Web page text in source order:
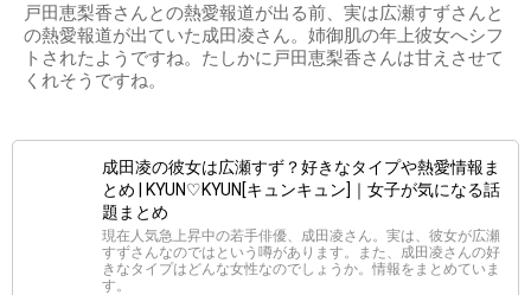
戸田恵梨香さんとの熱愛報道が出る前、実は広瀬すずさんと
の熱愛報道が出ていた成田凌さん。姉御肌の年上彼女へシフ
トされたようですね。たしかに戸田恵梨香さんは甘えさせて
くれそうですね。
成田凌の彼女は広瀬すず？好きなタイプや熱愛情報ま
とめ | KYUN♡KYUN[キュンキュン]｜女子が気になる話
題まとめ
現在人気急上昇中の若手俳優、成田凌さん。実は、彼女が広瀬
すずさんなのではという噂があります。また、成田凌さんの好
きなタイプはどんな女性なのでしょうか。情報をまとめていま
す。